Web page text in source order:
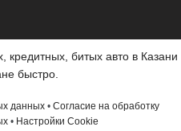
битых авто в Казани
быстро.
данных• Согласие на обработку
• Настройки Cookie